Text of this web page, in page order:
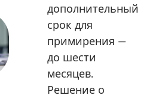
дополнительный
срок для
примирения —
до шести
месяцев.
Решение о